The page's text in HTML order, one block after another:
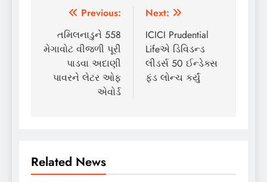
Post
navigation
Previous:
તમિલનાડુને 558
મેગાવોટ વીજળી પૂરી
પાડવા અદાણી
પાવરને લેટર ઓફ
એવોર્ડ
Next:
ICICI Prudential
Lifeએ ડિવિડન્ડ
લીડર્સ 50 ઈન્ડેક્સ
ફંડ લોન્ચ કર્યું
Related News